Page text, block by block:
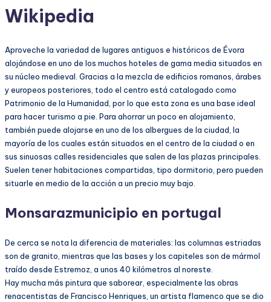
Wikipedia
Aproveche la variedad de lugares antiguos e históricos de Évora
alojándose en uno de los muchos hoteles de gama media situados en
su núcleo medieval. Gracias a la mezcla de edificios romanos, árabes
y europeos posteriores, todo el centro está catalogado como
Patrimonio de la Humanidad, por lo que esta zona es una base ideal
para hacer turismo a pie. Para ahorrar un poco en alojamiento,
también puede alojarse en uno de los albergues de la ciudad, la
mayoría de los cuales están situados en el centro de la ciudad o en
sus sinuosas calles residenciales que salen de las plazas principales.
Suelen tener habitaciones compartidas, tipo dormitorio, pero pueden
situarle en medio de la acción a un precio muy bajo.
Monsarazmunicipio en portugal
De cerca se nota la diferencia de materiales: las columnas estriadas
son de granito, mientras que las bases y los capiteles son de mármol
traído desde Estremoz, a unos 40 kilómetros al noreste.
Hay mucha más pintura que saborear, especialmente las obras
renacentistas de Francisco Henriques, un artista flamenco que se dio